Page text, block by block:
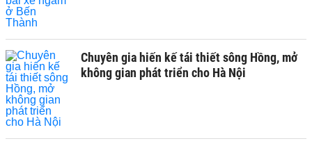
Chuyên gia hiến kế tái thiết sông Hồng, mở
không gian phát triển cho Hà Nội